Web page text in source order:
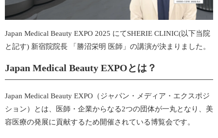
Japan Medical Beauty EXPO 2025 にてSHERIE CLINIC(以下当院
と記す) 新宿院院長 「勝沼栄明 医師」の講演が決まりました。
Japan Medical Beauty EXPOとは？
Japan Medical Beauty EXPO（ジャパン・メディア・エクスポジ
ション）とは、医師・企業からなる2つの団体が一丸となり、美
容医療の発展に貢献するため開催されている博覧会です。